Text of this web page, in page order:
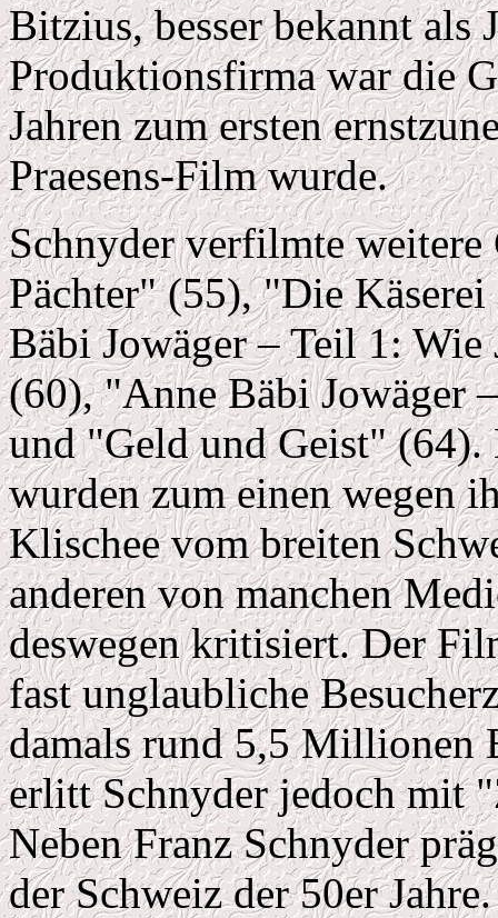
Bitzius, besser bekannt als
Produktionsfirma war die
Jahren zum ersten
Praesens-Film wurde.
Schnyder verfilmte
Pächter" (55), "Die
Bäbi Jowäger – Teil 1:
(60), "Anne Bäbi Jowäger
und "Geld und Geist"
wurden zum einen wegen
Klischee vom breiten
anderen von manchen
deswegen kritisiert. Der
fast unglaubliche
damals rund 5,5 Millionen
erlitt Schnyder jedoch mit
Neben Franz Schnyder
der Schweiz der 50er